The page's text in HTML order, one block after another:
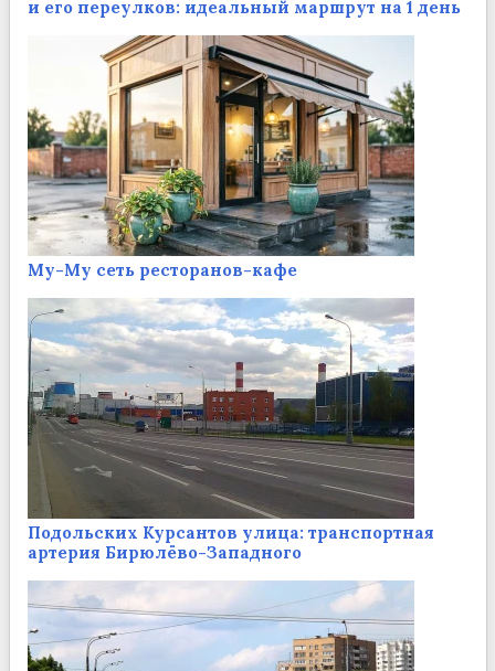
и его переулков: идеальный маршрут на 1 день
Му-Му сеть ресторанов-кафе
Подольских Курсантов улица: транспортная
артерия Бирюлёво-Западного